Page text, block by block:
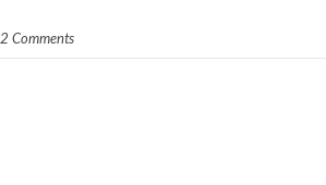
2 Comments